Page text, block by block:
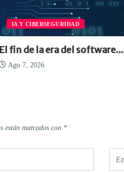
IA Y CIBERSEGURIDAD
El fin de la era del software...
Ago 7, 2026
están marcados con *